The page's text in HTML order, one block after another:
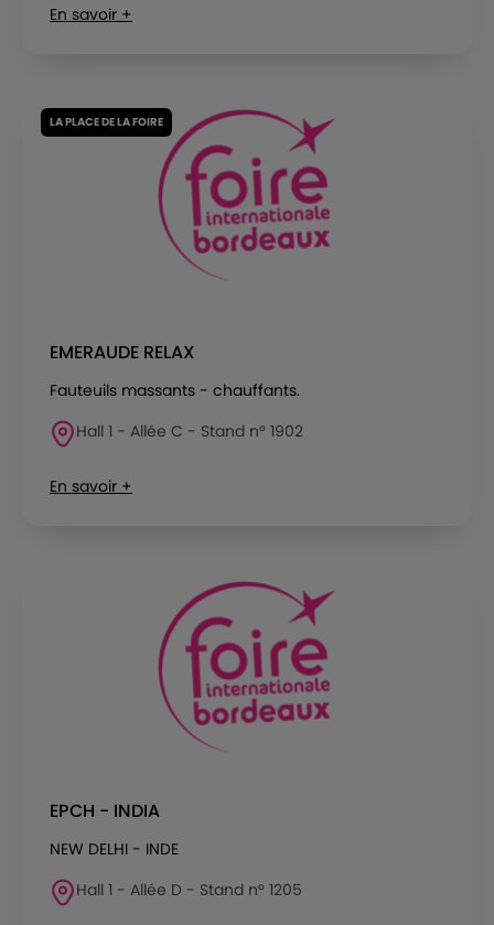
En savoir +
LA PLACE DE LA FOIRE
EMERAUDE RELAX
Fauteuils massants - chauffants.
Hall 1 - Allée C - Stand n° 1902
En savoir +
EPCH - INDIA
NEW DELHI - INDE
Hall 1 - Allée D - Stand n° 1205